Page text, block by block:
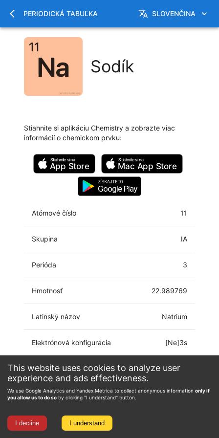
This website uses cookies to analyze user
experience and ads effectiveness.
We use Google Analytics and Yandex.Metrica to collect anonymous information only if
you allow us to do so by clicking "I understand" button.
I decline I understand
PERIODICKÁ TABUĽKA SLOVENČINA
Sodík
Stiahnite si aplikáciu Chemistry a zobrazte viac
informácií o chemickom prvku:
Stiahnite si na
App Store
Stiahnite si na
Mac App Store
ZÍSKAJTE TO
Google Play
Atómové číslo 11
Skupina IA
Perióda 3
Hmotnosť 22.989769
Latinský názov Natrium
Elektrónová konfigurácia [Ne]3s
Oxidačné číslo 0, 1